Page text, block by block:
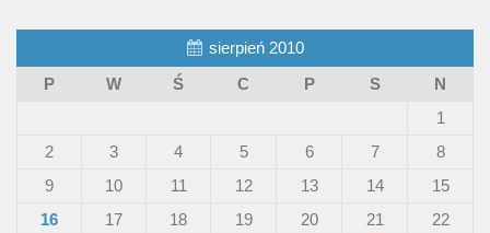
sierpień 2010
P
W Ś C P S
N
1
2
3 4 5 6 7
8
9
10 11 12 13 14
15
16
17 18 19 20 21
22